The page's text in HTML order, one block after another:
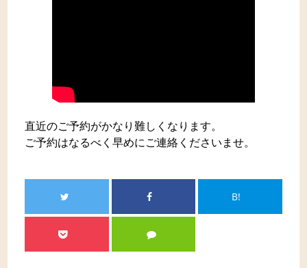
直近のご予約がかなり難しくなります。
ご予約はなるべく早めにご連絡くださいませ。
B!